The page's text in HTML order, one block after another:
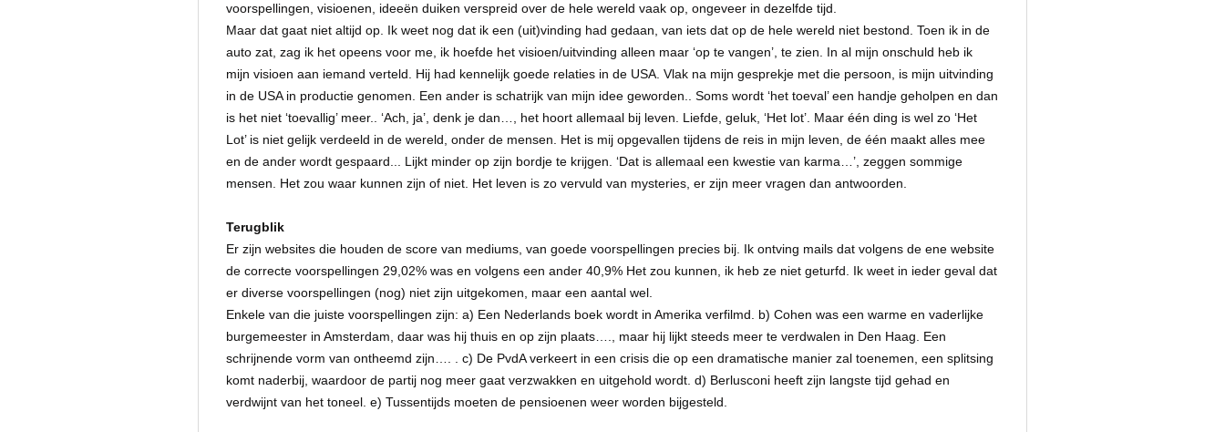
voorspellingen, visioenen, ideeën duiken verspreid over de hele wereld vaak op, ongeveer in dezelfde tijd.
Maar dat gaat niet altijd op. Ik weet nog dat ik een (uit)vinding had gedaan, van iets dat op de hele wereld niet bestond. Toen ik in de
auto zat, zag ik het opeens voor me, ik hoefde het visioen/uitvinding alleen maar ‘op te vangen’, te zien. In al mijn onschuld heb ik
mijn visioen aan iemand verteld. Hij had kennelijk goede relaties in de USA. Vlak na mijn gesprekje met die persoon, is mijn uitvinding
in de USA in productie genomen. Een ander is schatrijk van mijn idee geworden.. Soms wordt ‘het toeval’ een handje geholpen en dan
is het niet ‘toevallig’ meer.. ‘Ach, ja’, denk je dan…, het hoort allemaal bij leven. Liefde, geluk, ‘Het lot’. Maar één ding is wel zo ‘Het
Lot’ is niet gelijk verdeeld in de wereld, onder de mensen. Het is mij opgevallen tijdens de reis in mijn leven, de één maakt alles mee
en de ander wordt gespaard... Lijkt minder op zijn bordje te krijgen. ‘Dat is allemaal een kwestie van karma…’, zeggen sommige
mensen. Het zou waar kunnen zijn of niet. Het leven is zo vervuld van mysteries, er zijn meer vragen dan antwoorden.
Terugblik
Er zijn websites die houden de score van mediums, van goede voorspellingen precies bij. Ik ontving mails dat volgens de ene website
de correcte voorspellingen 29,02% was en volgens een ander 40,9% Het zou kunnen, ik heb ze niet geturfd. Ik weet in ieder geval dat
er diverse voorspellingen (nog) niet zijn uitgekomen, maar een aantal wel.
Enkele van die juiste voorspellingen zijn: a) Een Nederlands boek wordt in Amerika verfilmd. b) Cohen was een warme en vaderlijke
burgemeester in Amsterdam, daar was hij thuis en op zijn plaats…., maar hij lijkt steeds meer te verdwalen in Den Haag. Een
schrijnende vorm van ontheemd zijn…. . c) De PvdA verkeert in een crisis die op een dramatische manier zal toenemen, een splitsing
komt naderbij, waardoor de partij nog meer gaat verzwakken en uitgehold wordt. d) Berlusconi heeft zijn langste tijd gehad en
verdwijnt van het toneel. e) Tussentijds moeten de pensioenen weer worden bijgesteld.